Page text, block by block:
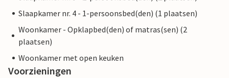
Slaapkamer nr. 4 - 1-persoonsbed(den) (1 plaatsen)
Woonkamer - Opklapbed(den) of matras(sen) (2
plaatsen)
Woonkamer met open keuken
Voorzieningen